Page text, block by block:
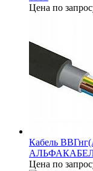
Цена по
Кабель
Цена по